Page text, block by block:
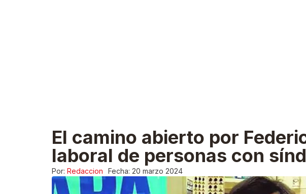
El camino abierto por
laboral de personas con
Por: Redaccion Fecha: 20 marzo 2024